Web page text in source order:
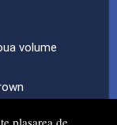
plasarea de
volume